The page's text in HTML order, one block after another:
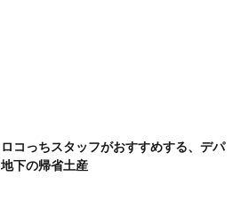
ロコっちスタッフがおすすめする、デパ
地下の帰省土産